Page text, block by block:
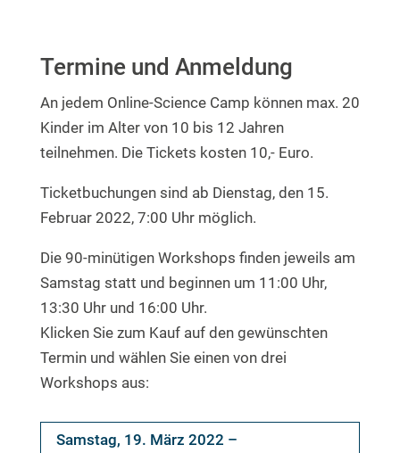
Termine und Anmeldung
An jedem Online-Science Camp können max. 20
Kinder im Alter von 10 bis 12 Jahren
teilnehmen. Die Tickets kosten 10,- Euro.
Ticketbuchungen sind ab Dienstag, den 15.
Februar 2022, 7:00 Uhr möglich.
Die 90-minütigen Workshops finden jeweils am
Samstag statt und beginnen um 11:00 Uhr,
13:30 Uhr und 16:00 Uhr.
Klicken Sie zum Kauf auf den gewünschten
Termin und wählen Sie einen von drei
Workshops aus:
Samstag, 19. März 2022 –